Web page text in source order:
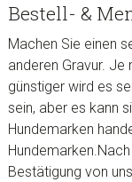
Bestell- &
Machen Sie einen
anderen Gravur.
günstiger wird es
sein, aber es kann
Hundemarken
Bestätigung von